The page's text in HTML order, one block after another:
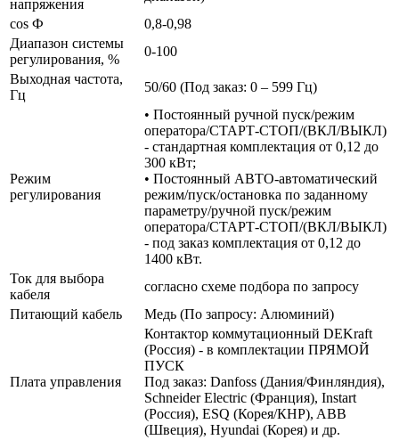
напряжения
cos Ф
0,8-0,98
Диапазон системы
регулирования, %
0-100
Выходная частота,
Гц
50/60 (Под заказ: 0 – 599 Гц)
Режим
регулирования
• Постоянный ручной пуск/режим
оператора/СТАРТ-СТОП/(ВКЛ/ВЫКЛ)
- стандартная комплектация от 0,12 до
300 кВт;
• Постоянный АВТО-автоматический
режим/пуск/остановка по заданному
параметру/ручной пуск/режим
оператора/СТАРТ-СТОП/(ВКЛ/ВЫКЛ)
- под заказ комплектация от 0,12 до
1400 кВт.
Ток для выбора
кабеля
согласно схеме подбора по запросу
Питающий кабель
Медь (По запросу: Алюминий)
Плата управления
Контактор коммутационный DEKraft
(Россия) - в комплектации ПРЯМОЙ
ПУСК
Под заказ: Danfoss (Дания/Финляндия),
Schneider Electric (Франция), Instart
(Россия), ESQ (Корея/КНР), ABB
(Швеция), Hyundai (Корея) и др.